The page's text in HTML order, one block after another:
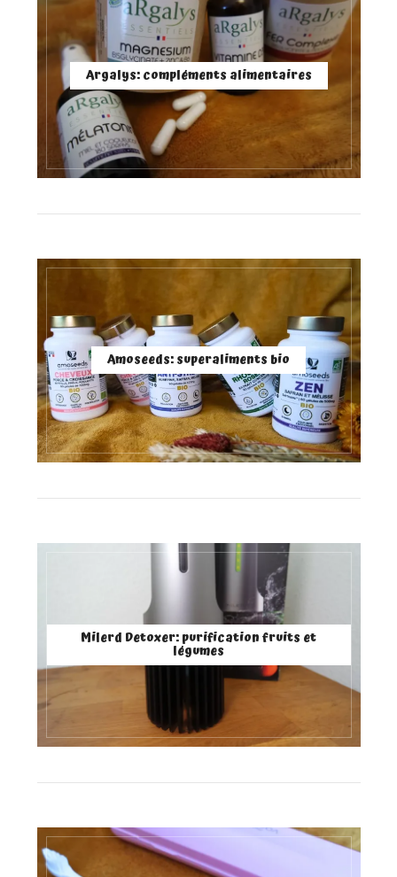
Argalys: compléments alimentaires
Amoseeds: superaliments bio
Milerd Detoxer: purification fruits et
légumes